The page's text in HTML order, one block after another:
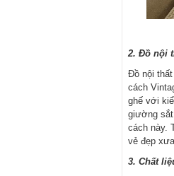
2. Đồ nội
Đồ nội
cách
ghế với
giường
cách này.
vẻ đẹp
3. Chất